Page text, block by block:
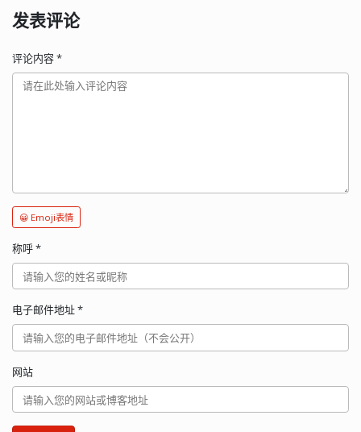
发表评论
评论内容*
😀 Emoji表情
称呼*
电子邮件地址*
网站